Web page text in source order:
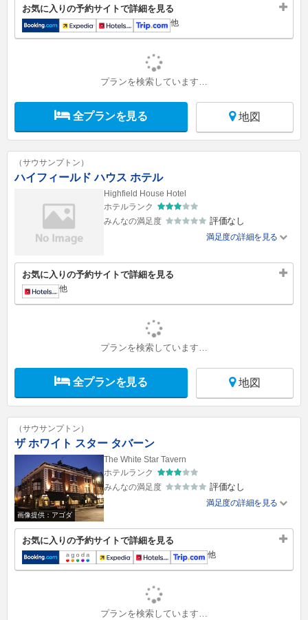
お気に入りの予約サイトで詳細を見る
他
プランを検索しています…
全プランを見る 地図
（サウサンプトン）
ハイフィールド ハウス ホテル
Highfield House Hotel
ホテルランク
みんなの満足度
評価なし
満足度の詳細を見る
お気に入りの予約サイトで詳細を見る
他
プランを検索しています…
全プランを見る 地図
（サウサンプトン）
ザ ホワイト スター タバーン
画像提供：アゴダ
The White Star Tavern
ホテルランク
みんなの満足度
評価なし
満足度の詳細を見る
お気に入りの予約サイトで詳細を見る
他
プランを検索しています…